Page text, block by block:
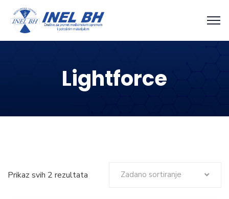
Lightforce
Prikaz svih 2 rezultata Zadano sortiranje